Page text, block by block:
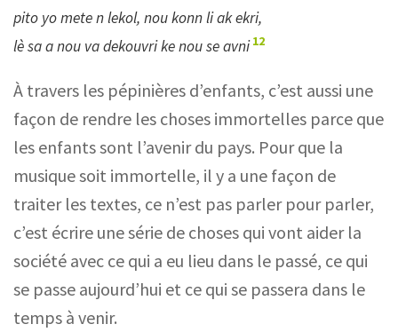
pito yo mete n lekol, nou konn li ak ekri,
lè sa a nou va dekouvri ke nou se avni 12
À travers les pépinières d’enfants, c’est aussi une
façon de rendre les choses immortelles parce que
les enfants sont l’avenir du pays. Pour que la
musique soit immortelle, il y a une façon de
traiter les textes, ce n’est pas parler pour parler,
c’est écrire une série de choses qui vont aider la
société avec ce qui a eu lieu dans le passé, ce qui
se passe aujourd’hui et ce qui se passera dans le
temps à venir.